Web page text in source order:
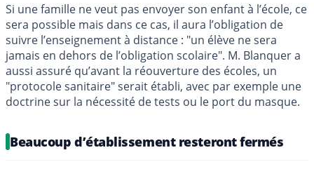
Si une famille ne veut pas envoyer son enfant à l’école, ce
sera possible mais dans ce cas, il aura l’obligation de
suivre l’enseignement à distance : "un élève ne sera
jamais en dehors de l’obligation scolaire". M. Blanquer a
aussi assuré qu’avant la réouverture des écoles, un
"protocole sanitaire" serait établi, avec par exemple une
doctrine sur la nécessité de tests ou le port du masque.
Beaucoup d’établissement resteront fermés